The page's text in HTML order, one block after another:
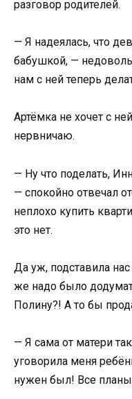
разговор родителей.
— Я надеялась, что
бабушкой, —
нам с ней теперь
Артёмка не хочет с
нервничаю.
— Ну что поделать,
— спокойно отвечал
неплохо купить
это нет.
Да уж, подставила
же надо было
Полину?! А то бы
— Я сама от матери
уговорила меня
нужен был! Все